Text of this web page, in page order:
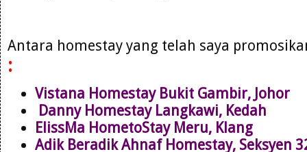
Antara homestay yang telah saya
:
Vistana Homestay Bukit Gambir, Johor
Danny Homestay Langkawi, Kedah
ElissMa HometoStay Meru, Klang
Adik Beradik Ahnaf Homestay, Seksyen